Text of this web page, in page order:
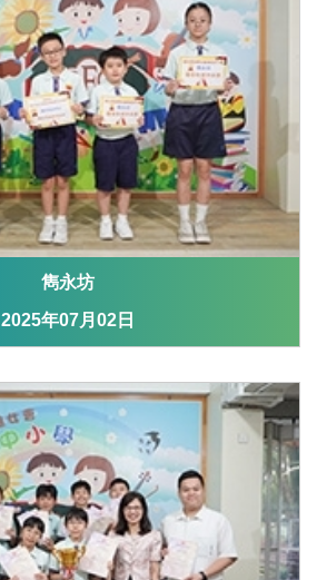
雋永坊
2025年07月02日